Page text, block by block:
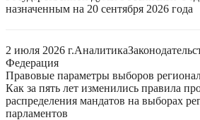
назначенным на 20 сентября 2026 года
2 июля 2026 г.Аналитика
Федерация
Правовые параметры выборов
Как за пять лет изменились правила
распределения мандатов на выборах
парламентов